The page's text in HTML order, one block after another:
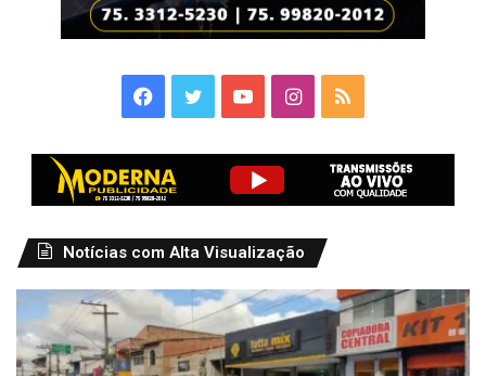
Facebook
TwitterYouTubeInstagram
RSS
Notícias com Alta Visualização